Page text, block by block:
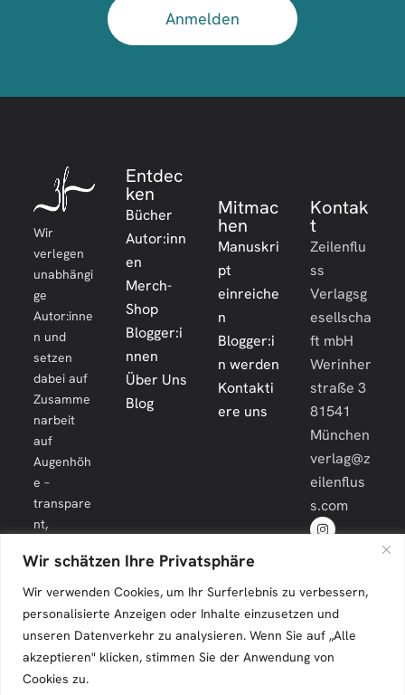
Wir schätzen Ihre Privatsphäre
Wir verwenden Cookies, um Ihr Surferlebnis zu verbessern,
personalisierte Anzeigen oder Inhalte einzusetzen und
unseren Datenverkehr zu analysieren. Wenn Sie auf „Alle
akzeptieren" klicken, stimmen Sie der Anwendung von
Cookies zu.
Anmelden
Wir
verlegen
unabhängi
ge
Autor:inne
n und
setzen
dabei auf
Zusamme
narbeit
auf
Augenhöh
e –
transpare
nt,
und
langfristig.
Entdec
ken
Bücher
Autor:inn
en
Merch-
Shop
Blogger:i
nnen
Über Uns
Blog
Mitmac
hen
Manuskri
pt
einreiche
n
Blogger:i
n werden
Kontakti
ere uns
Kontak
t
Zeilenflu
ss
Verlagsg
esellscha
ft mbH
Werinher
straße 3
81541
München
verlag@z
eilenflus
s.com